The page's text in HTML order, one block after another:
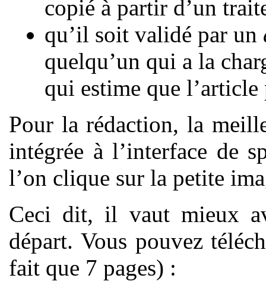
copié à partir d’un
qu’il soit validé par un
quelqu’un qui a la
qui estime que
Pour la rédaction, la
intégrée à l’interface de
l’on clique sur la petite
Ceci dit, il vaut mieux
départ. Vous pouvez
fait que 7 pages) :